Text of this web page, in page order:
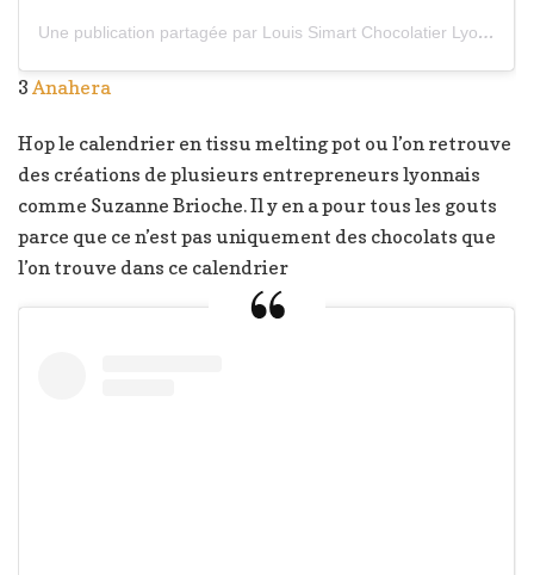
Une publication partagée par Louis Simart Chocolatier Lyon (@lschocolatier_lyon)
3 Anahera
Hop le calendrier en tissu melting pot ou l’on retrouve
des créations de plusieurs entrepreneurs lyonnais
comme Suzanne Brioche. Il y en a pour tous les gouts
parce que ce n’est pas uniquement des chocolats que
l’on trouve dans ce calendrier